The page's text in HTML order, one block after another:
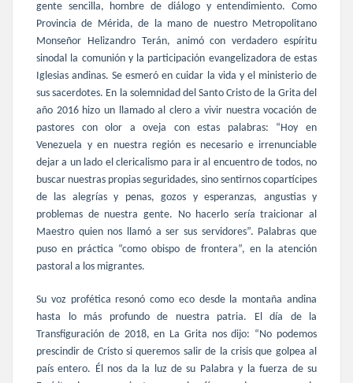
gente sencilla, hombre de diálogo y entendimiento. Como
Provincia de Mérida, de la mano de nuestro Metropolitano
Monseñor Helizandro Terán, animó con verdadero espíritu
sinodal la comunión y la participación evangelizadora de estas
Iglesias andinas. Se esmeró en cuidar la vida y el ministerio de
sus sacerdotes. En la solemnidad del Santo Cristo de la Grita del
año 2016 hizo un llamado al clero a vivir nuestra vocación de
pastores con olor a oveja con estas palabras: “Hoy en
Venezuela y en nuestra región es necesario e irrenunciable
dejar a un lado el clericalismo para ir al encuentro de todos, no
buscar nuestras propias seguridades, sino sentirnos copartícipes
de las alegrías y penas, gozos y esperanzas, angustias y
problemas de nuestra gente. No hacerlo sería traicionar al
Maestro quien nos llamó a ser sus servidores”. Palabras que
puso en práctica “como obispo de frontera”, en la atención
pastoral a los migrantes.
Su voz profética resonó como eco desde la montaña andina
hasta lo más profundo de nuestra patria. El día de la
Transfiguración de 2018, en La Grita nos dijo: “No podemos
prescindir de Cristo si queremos salir de la crisis que golpea al
país entero. Él nos da la luz de su Palabra y lafuerza de su